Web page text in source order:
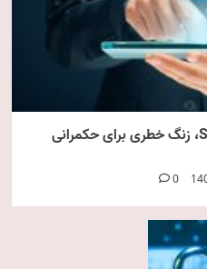
اعتبار گواهینامه ssl | بحران SSL، زنگ خطری برای حکمرانی
0